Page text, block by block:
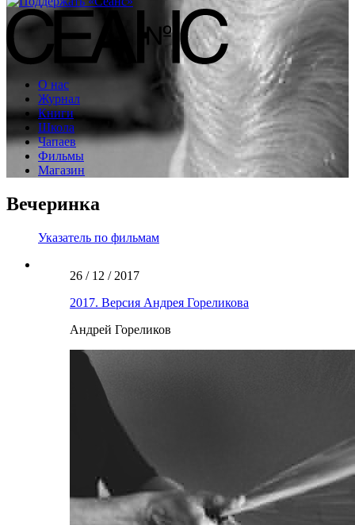
О нас
Журнал
Книги
Школа
Чапаев
Фильмы
Магазин
Вечеринка
Указатель по фильмам
26 / 12 / 2017
2017. Версия Андрея Гореликова
Андрей Гореликов